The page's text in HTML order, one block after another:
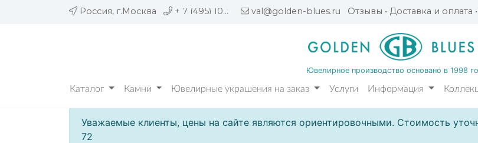
Россия, г.Москва + 7 (495) 109 05 72 val@golden-blues.ru Отзывы • Доставка и оплата •
Ювелирное производство основано в 1998
Каталог Камни Ювелирные украшения на заказ Услуги Информация
Уважаемые клиенты, цены на сайте являются ориентировочными. Стоимость
72